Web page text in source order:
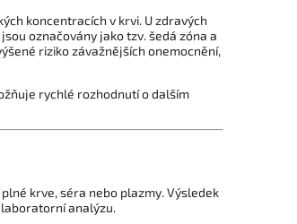
koncentracích v krvi. U zdravých
označovány jako tzv. šedá zóna a
riziko závažnějších onemocnění,
rychlé rozhodnutí o dalším
krve, séra nebo plazmy. Výsledek
analýzu.